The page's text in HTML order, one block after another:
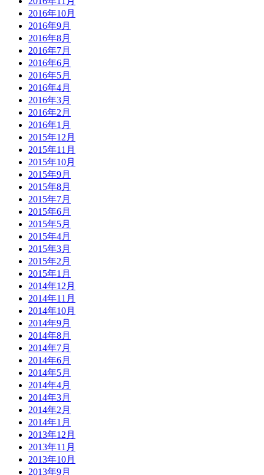
2016年10月
2016年9月
2016年8月
2016年7月
2016年6月
2016年5月
2016年4月
2016年3月
2016年2月
2016年1月
2015年12月
2015年11月
2015年10月
2015年9月
2015年8月
2015年7月
2015年6月
2015年5月
2015年4月
2015年3月
2015年2月
2015年1月
2014年12月
2014年11月
2014年10月
2014年9月
2014年8月
2014年7月
2014年6月
2014年5月
2014年4月
2014年3月
2014年2月
2014年1月
2013年12月
2013年11月
2013年10月
2013年9月